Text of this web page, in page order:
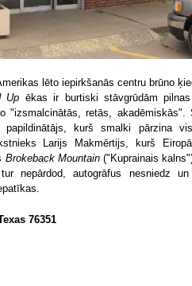
lēto iepirkšanās centru brūno
Up ēkas ir burtiski stāvgrūdām
"izsmalcinātās, retās, akadēmiskās".
papildinātājs, kurš smalki pārzina
Larijs Makmērtijs, kurš
Brokeback Mountain("Kuprainais
nepārdod, autogrāfus nesniedz un
76351